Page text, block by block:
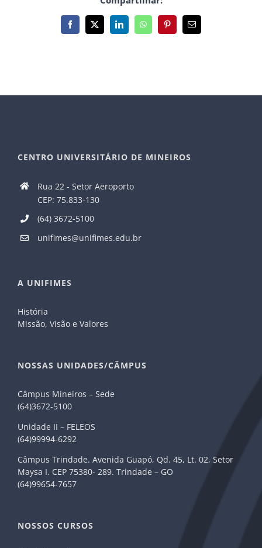
Facebook
X LinkedInWhatsAppPinterest
E-
mail
CENTRO UNIVERSITÁRIO DE MINEIROS
Rua 22 - Setor Aeroporto
CEP: 75.833-130
(64) 3672-5100
unifimes@unifimes.edu.br
A UNIFIMES
História
Missão, Visão e Valores
NOSSAS UNIDADES/CÂMPUS
Câmpus Mineiros – Sede
(64)3672-5100
Unidade II – FELEOS
(64)99994-6292
Câmpus Trindade. Avenida Guapó, Qd. 45, Lt. 02, Setor
Maysa I. CEP 75380- 289. Trindade – GO
(64)99654-7657
NOSSOS CURSOS